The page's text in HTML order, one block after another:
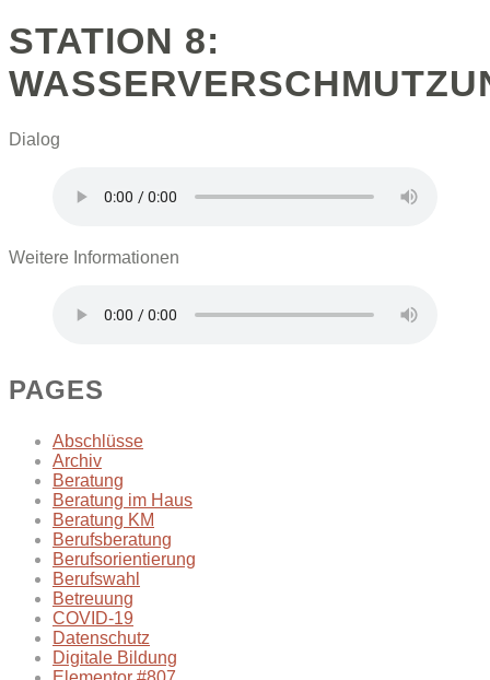
STATION 8:
Dialog
Weitere Informationen
PAGES
Abschlüsse
Archiv
Beratung
Beratung im Haus
Beratung KM
Berufsberatung
Berufsorientierung
Berufswahl
Betreuung
COVID-19
Datenschutz
Digitale Bildung